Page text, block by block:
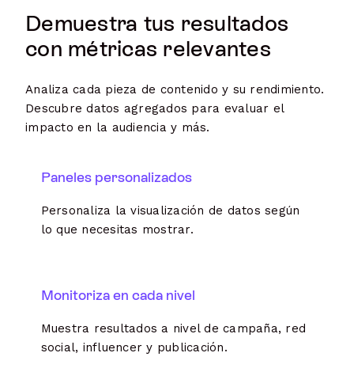
Demuestra tus resultados
con métricas relevantes
Analiza cada pieza de contenido y su rendimiento.
Descubre datos agregados para evaluar el
impacto en la audiencia y más.
Paneles personalizados
Personaliza la visualización de datos según
lo que necesitas mostrar.
Monitoriza en cada nivel
Muestra resultados a nivel de campaña, red
social, influencer y publicación.